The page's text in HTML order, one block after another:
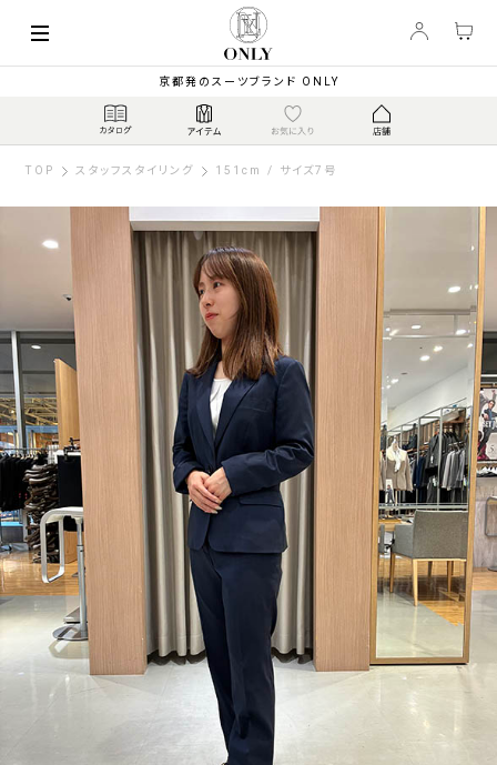
京都発のスーツブランド ONLY
TOP スタッフスタイリング 151cm / サイズ7号